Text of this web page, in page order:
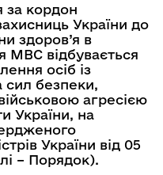
за кордон
України до
здоров’я в
МВС відбувається
осіб із
сил безпеки,
агресією
України, на
України від 05
– Порядок).